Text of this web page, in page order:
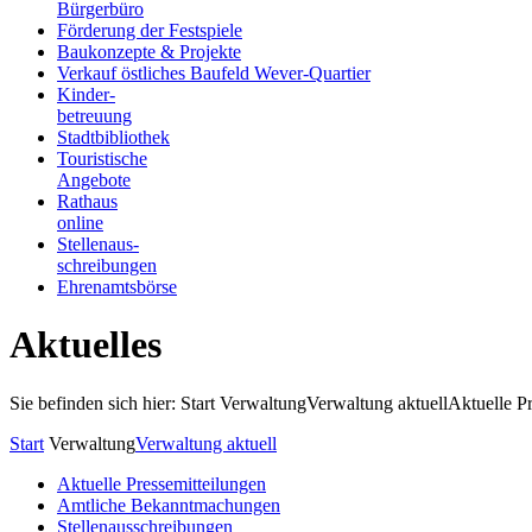
Bürgerbüro
Förderung der Festspiele
Baukonzepte & Projekte
Verkauf östliches Baufeld Wever-Quartier
Kinder-
betreuung
Stadtbibliothek
Touristische
Angebote
Rathaus
online
Stellenaus-
schreibungen
Ehrenamtsbörse
Aktuelles
Sie befinden sich hier: Start VerwaltungVerwaltung aktuellAktuelle
Start VerwaltungVerwaltung aktuell
Aktuelle Pressemitteilungen
Amtliche Bekanntmachungen
Stellenausschreibungen